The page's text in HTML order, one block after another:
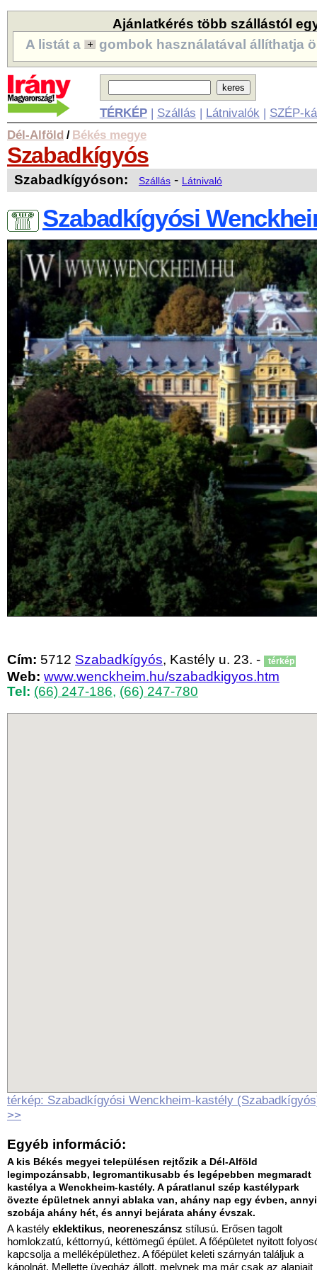
Ajánlatkérés több szállástól
A listát a
gombok használatával állíthatja
TÉRKÉP| Szállás | Látnivalók | SZÉP-
Dél-Alföld / Békés megye
Szabadkígyós
Szabadkígyóson: Szállás - Látnivaló
Szabadkígyósi
Cím: 5712 Szabadkígyós, Kastély u. 23. - térkép
Web: www.wenckheim.hu/szabadkigyos.htm
Tel: (66) 247-186, (66) 247-780
térkép: Szabadkígyósi Wenckheim-kastély
>>
Egyéb információ:
A kis Békés megyei településen rejtőzik a Dél-Alföld
legimpozánsabb, legromantikusabb és legépebben megmaradt
kastélya a Wenckheim-kastély. A páratlanul szép kastélypark
övezte épületnek annyi ablaka van, ahány nap egy évben, annyi
szobája ahány hét, és annyi bejárata ahány évszak.
A kastély eklektikus, neoreneszánsz stílusú. Erősen tagolt
homlokzatú, kéttornyú, kéttömegű épület. A főépületet nyitott
kapcsolja a melléképülethez. A főépület keleti szárnyán találjuk a
kápolnát. Mellette üvegház állott, melynek ma már csak az alapjait